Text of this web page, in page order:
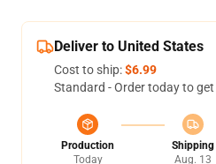
Deliver to United States
Cost to ship:$6.99
Standard - Order today to
Production
Today
Shipping
Aug. 13